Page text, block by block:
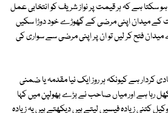
سکتا ہے کہ ہر قیمت پر نواز شریف کو انتخابی عمل
کے میدان اپنی مرضی کے گھوڑے خود دوڑا سکیں
فتح کر لیں تو ان پر اپنی مرضی سے سواری کی
کردار ہے کیونکہ ہر روز ایک نیا مقدمہ یا ضمنی
رہا ہے اور میاں صاحب نے بڑے بھولپن میں کہا
کتنی زیادہ فیسیں لیتے ہیں دیکھتے ہیں یہ زیادہ